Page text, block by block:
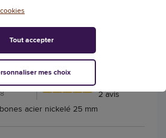
Trombones bout chevron acier
- 25 mm
:
2avis
acier nickelé 25 mm
mes choix
Tout accepter